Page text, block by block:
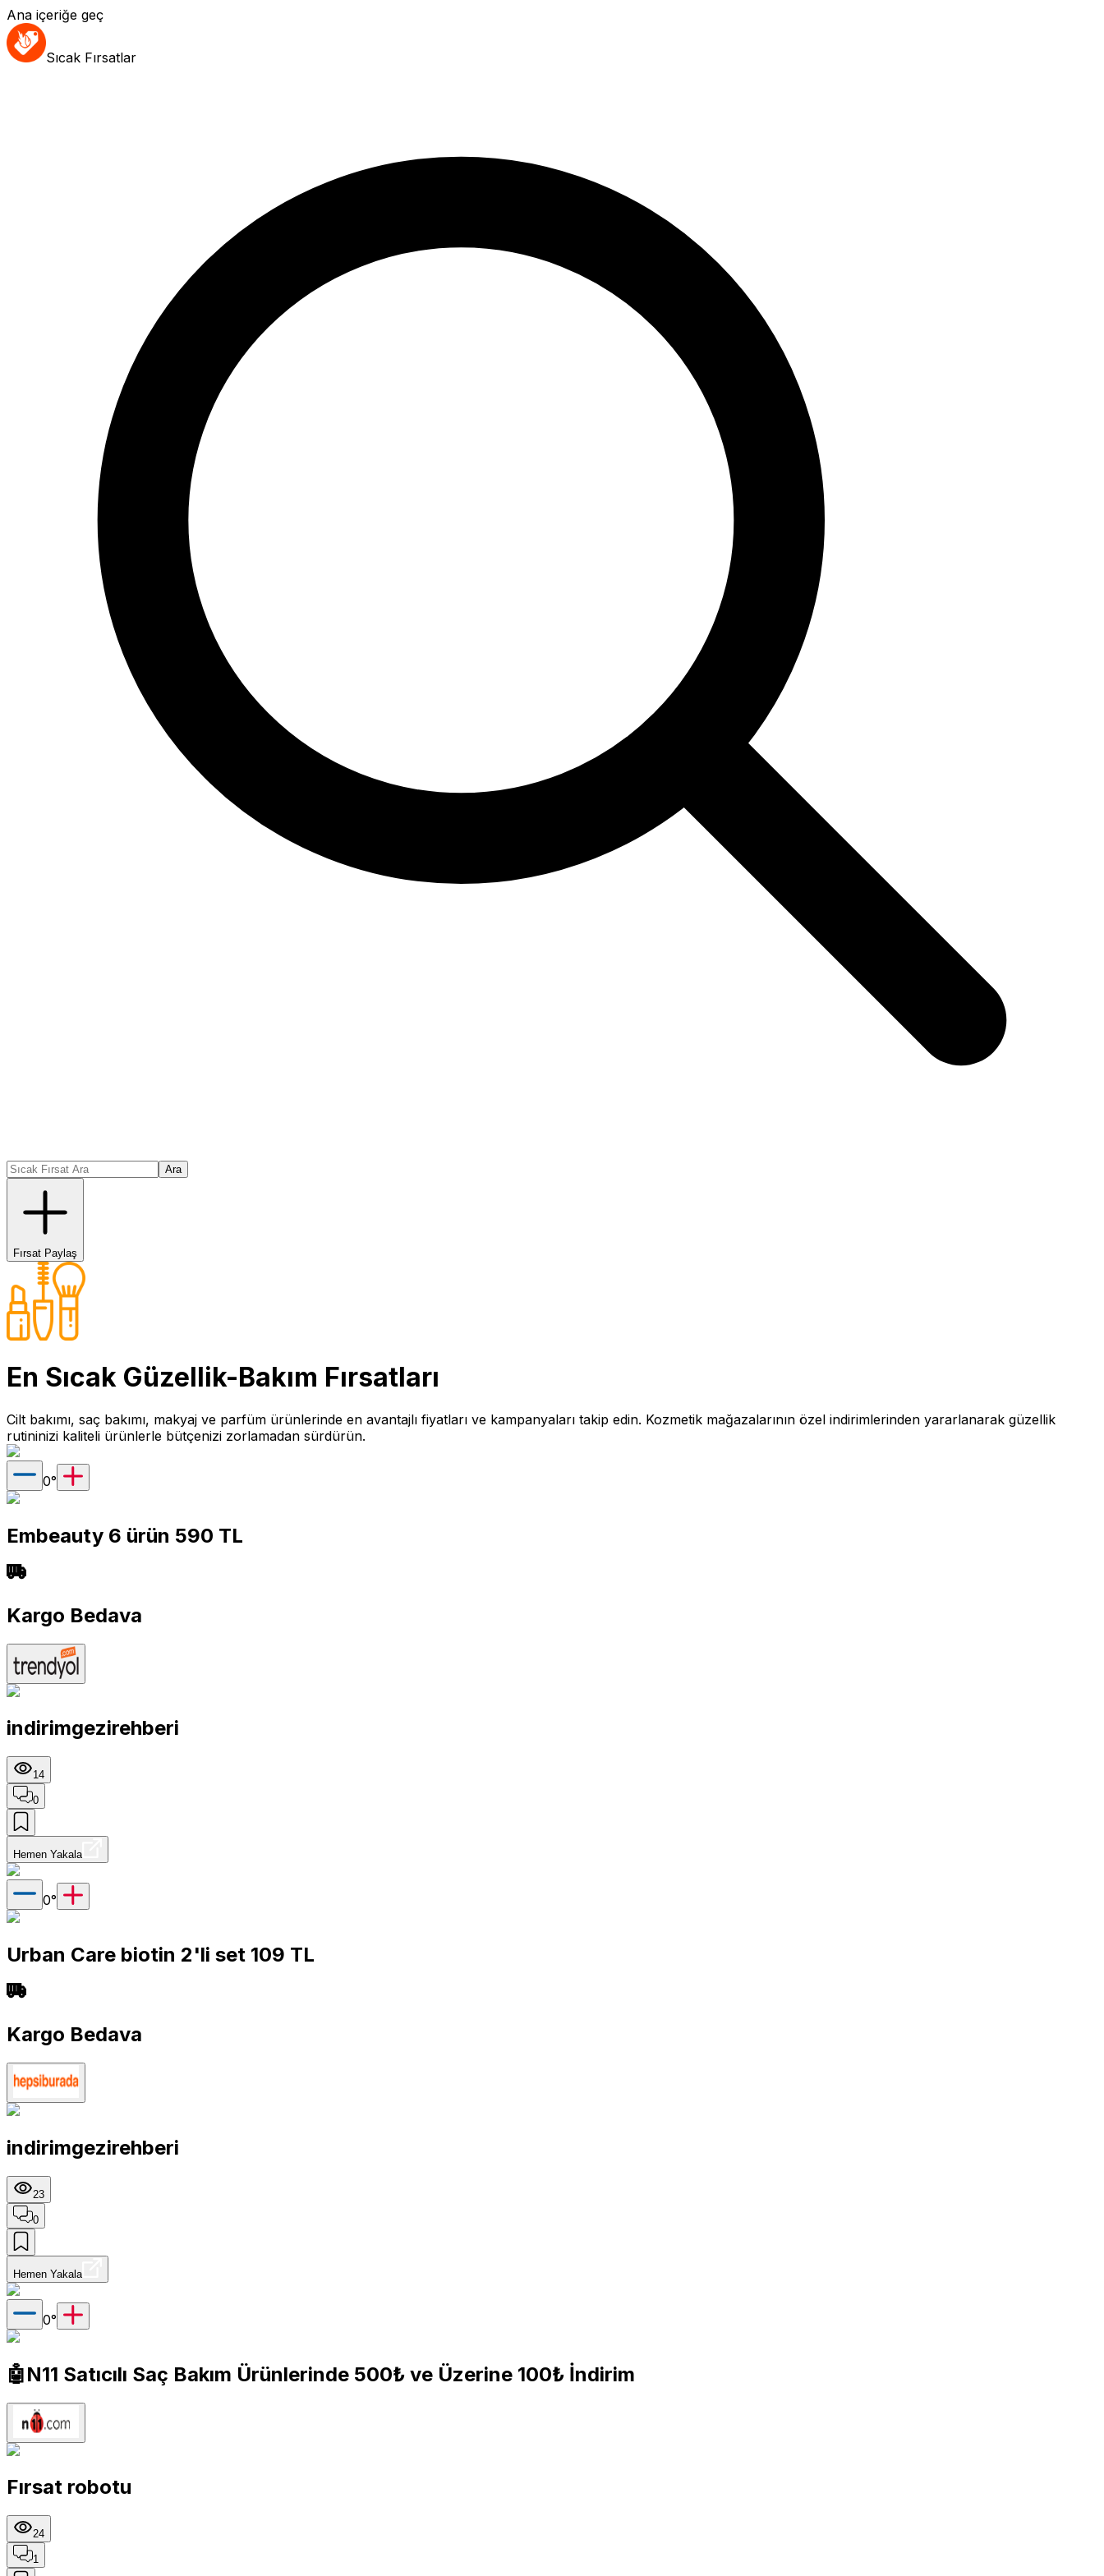
Ana içeriğe geç
Sıcak Fırsatlar
Ara
Fırsat Paylaş
En Sıcak Güzellik-Bakım Fırsatları
Cilt bakımı, saç bakımı, makyaj ve parfüm ürünlerinde en avantajlı fiyatları ve kampanyaları takip edin. Kozmetik mağazalarının özel indirimlerinden yararlanarak güzellik
rutininizi kaliteli ürünlerle bütçenizi zorlamadan sürdürün.
0°
Embeauty 6 ürün 590 TL
Kargo Bedava
indirimgezirehberi
14
0
Hemen Yakala
0°
Urban Care biotin 2'li set 109 TL
Kargo Bedava
indirimgezirehberi
23
0
Hemen Yakala
0°
🤖N11 Satıcılı Saç Bakım Ürünlerinde 500₺ ve Üzerine 100₺ İndirim
Fırsat robotu
24
1